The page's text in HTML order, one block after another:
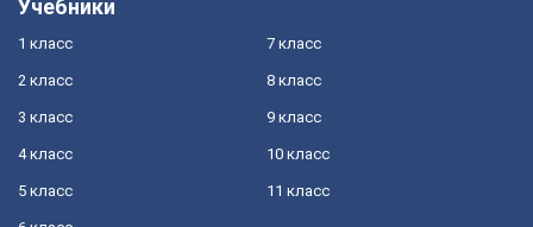
Учебники
1 класс
2 класс
3 класс
4 класс
5 класс
7 класс
8 класс
9 класс
10 класс
11 класс